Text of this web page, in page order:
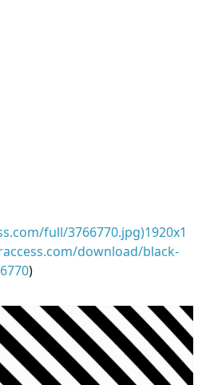
full/3766770.jpg)1920x1
download/black-
)